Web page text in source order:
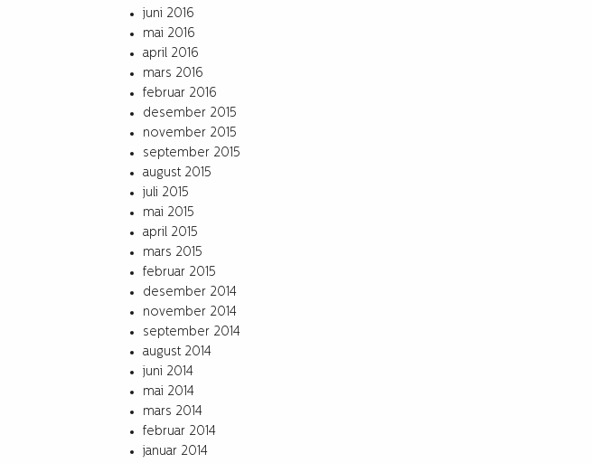
juni 2016
mai 2016
april 2016
mars 2016
februar 2016
desember 2015
november 2015
september 2015
august 2015
juli 2015
mai 2015
april 2015
mars 2015
februar 2015
desember 2014
november 2014
september 2014
august 2014
juni 2014
mai 2014
mars 2014
februar 2014
januar 2014